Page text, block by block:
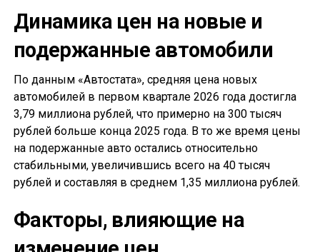
Динамика цен на новые и
подержанные автомобили
По данным «Автостата», средняя цена новых
автомобилей в первом квартале 2026 года достигла
3,79 миллиона рублей, что примерно на 300 тысяч
рублей больше конца 2025 года. В то же время цены
на подержанные авто остались относительно
стабильными, увеличившись всего на 40 тысяч
рублей и составляя в среднем 1,35 миллиона рублей.
Факторы, влияющие на